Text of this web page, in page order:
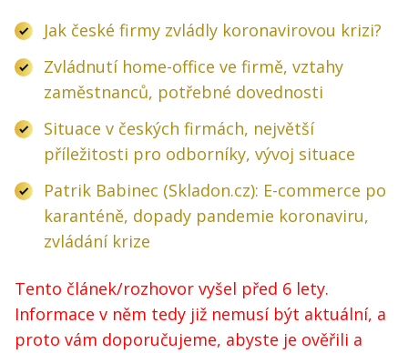
Jak české firmy zvládly koronavirovou krizi?
Zvládnutí home-office ve firmě, vztahy
zaměstnanců, potřebné dovednosti
Situace v českých firmách, největší
příležitosti pro odborníky, vývoj situace
Patrik Babinec (Skladon.cz): E-commerce po
karanténě, dopady pandemie koronaviru,
zvládání krize
Tento článek/rozhovor vyšel před 6 lety.
Informace v něm tedy již nemusí být aktuální, a
proto vám doporučujeme, abyste je ověřili a